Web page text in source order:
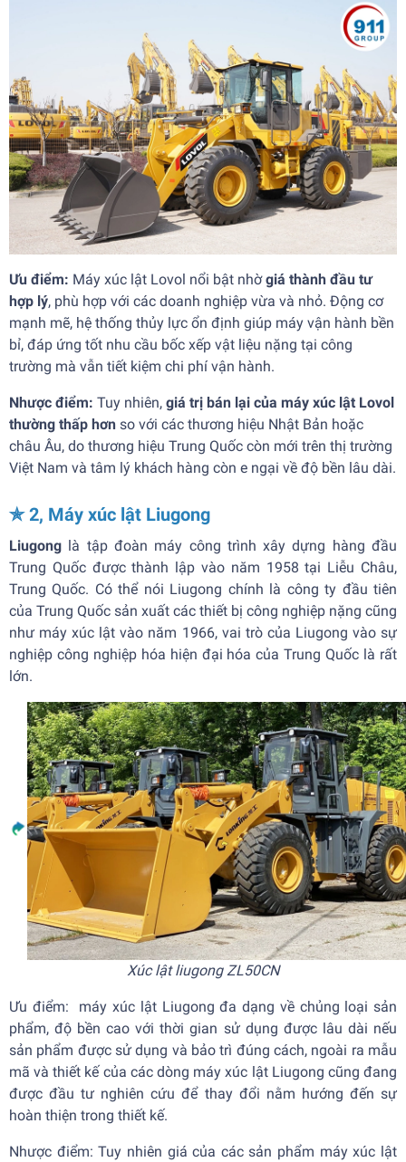
Ưu điểm: Máy xúc lật Lovol nổi bật nhờgiá thành đầu tư
hợp lý, phù hợp với các doanh nghiệp vừa và nhỏ. Động cơ
mạnh mẽ, hệ thống thủy lực ổn định giúp máy vận hành bền
bỉ, đáp ứng tốt nhu cầu bốc xếp vật liệu nặng tại công
trường mà vẫn tiết kiệm chi phí vận hành.
Nhược điểm: Tuy nhiên, giá trị bán lại của máy xúc lật Lovol
thường thấp hơn so với các thương hiệu Nhật Bản hoặc
châu Âu, do thương hiệu Trung Quốc còn mới trên thị trường
Việt Nam và tâm lý khách hàng còn e ngại về độ bền lâu dài.
✯ 2, Máy xúc lật Liugong
Liugong là tập đoàn máy công trình xây dựng hàng đầu
Trung Quốc được thành lập vào năm 1958 tại Liễu Châu,
Trung Quốc. Có thể nói Liugong chính là công ty đầu tiên
của Trung Quốc sản xuất các thiết bị công nghiệp nặng cũng
như máy xúc lật vào năm 1966, vai trò của Liugong vào sự
nghiệp công nghiệp hóa hiện đại hóa của Trung Quốc là rất
lớn.
Xúc lật liugong ZL50CN
Ưu điểm: máy xúc lật Liugong đa dạng về chủng loại sản
phẩm, độ bền cao với thời gian sử dụng được lâu dài nếu
sản phẩm được sử dụng và bảo trì đúng cách, ngoài ra mẫu
mã và thiết kế của các dòng máy xúc lật Liugong cũng đang
được đầu tư nghiên cứu để thay đổi nằm hướng đến sự
hoàn thiện trong thiết kế.
Nhược điểm: Tuy nhiên giá của các sản phẩm máy xúc lật